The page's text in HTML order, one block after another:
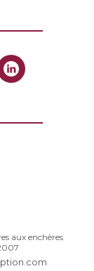
aux enchères